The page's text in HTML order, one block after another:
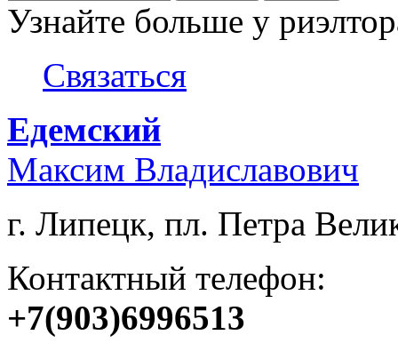
Узнайте больше у
Связаться
Едемский
Максим Владиславович
г. Липецк, пл. Петра
Контактный телефон:
+7(903)6996513